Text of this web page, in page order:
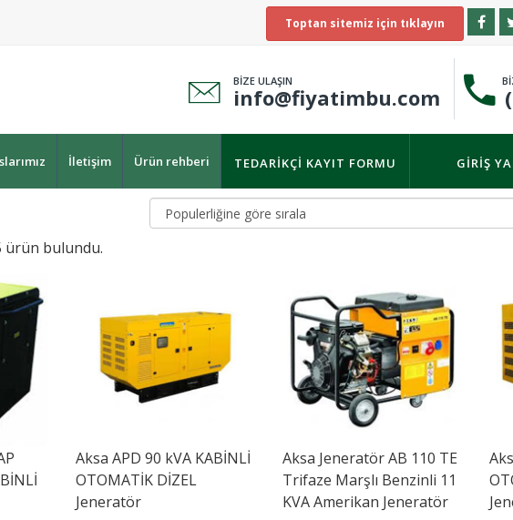
Toptan sitemiz için tıklayın
BİZE ULAŞIN
info@fiyatimbu.com
İletişim Ürün rehberi TEDARIKÇI KAYIT FORMU GIRIŞ
ürün bulundu.
Aksa APD 90 kVA KABİNLİ
OTOMATİK DİZEL
Jeneratör
Aksa Jeneratör AB 110 TE
Trifaze Marşlı Benzinli 11
KVA Amerikan Jeneratör